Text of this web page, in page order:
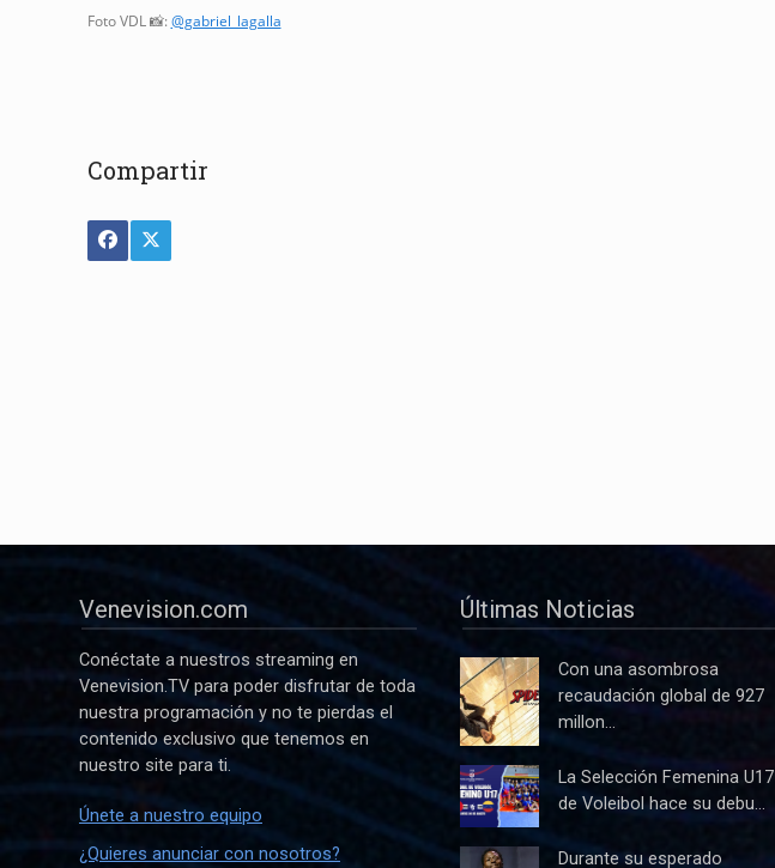
Foto VDL 📸:@gabriel_lagalla
Compartir
Venevision.com
Conéctate a nuestros streaming en
Venevision.TV para poder disfrutar de toda
nuestra programación y no te pierdas el
contenido exclusivo que tenemos en
nuestro site para ti.
Únete a nuestro equipo
¿Quieres anunciar con nosotros?
Últimas Noticias
Con una asombrosa
recaudación global de 927
millon...
La Selección Femenina U17
de Voleibol hace su debu...
Durante su esperado